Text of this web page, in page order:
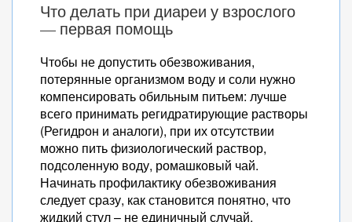
Что делать при диареи у взрослого
— первая помощь
Чтобы не допустить обезвоживания,
потерянные организмом воду и соли нужно
компенсировать обильным питьем: лучше
всего принимать регидратирующие растворы
(Регидрон и аналоги), при их отсутствии
можно пить физиологический раствор,
подсоленную воду, ромашковый чай.
Начинать профилактику обезвоживания
следует сразу, как становится понятно, что
жидкий стул – не единичный случай.